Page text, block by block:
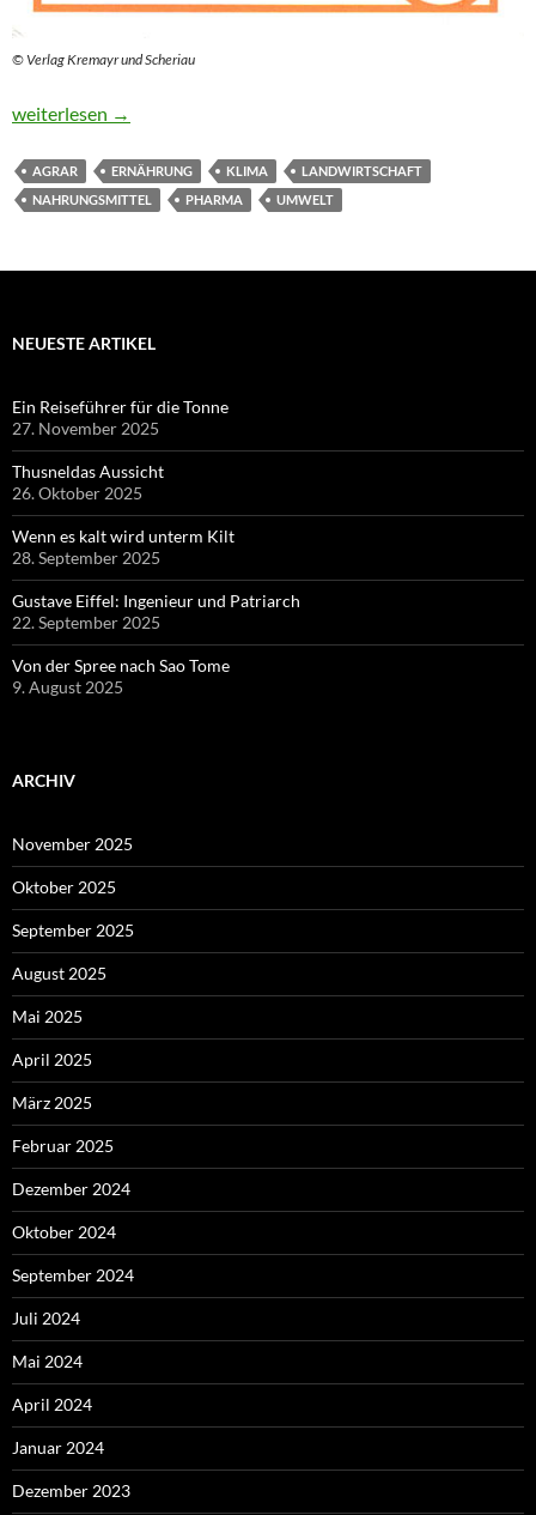
© Verlag Kremayr und Scheriau
Alles „bio“ – oder was?
weiterlesen →
AGRAR ERNÄHRUNG KLIMA
LANDWIRTSCHAFT
NAHRUNGSMITTEL
PHARMA UMWELT
NEUESTE ARTIKEL
Ein Reiseführer für die Tonne
27. November 2025
Thusneldas Aussicht
26. Oktober 2025
Wenn es kalt wird unterm Kilt
28. September 2025
Gustave Eiffel: Ingenieur und Patriarch
22. September 2025
Von der Spree nach Sao Tome
9. August 2025
ARCHIV
November 2025
Oktober 2025
September 2025
August 2025
Mai 2025
April 2025
März 2025
Februar 2025
Dezember 2024
Oktober 2024
September 2024
Juli 2024
Mai 2024
April 2024
Januar 2024
Dezember 2023